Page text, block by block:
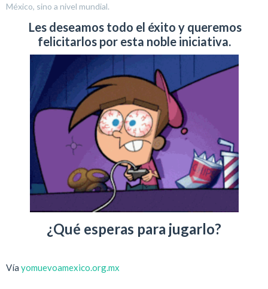
México, sino a nivel mundial.
Les deseamos todo el éxito y queremos
felicitarlos por esta noble iniciativa.
¿Qué esperas para jugarlo?
Vía yomuevoamexico.org.mx